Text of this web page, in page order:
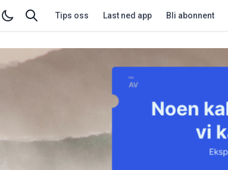
Tips oss Last ned app Bli abonnent